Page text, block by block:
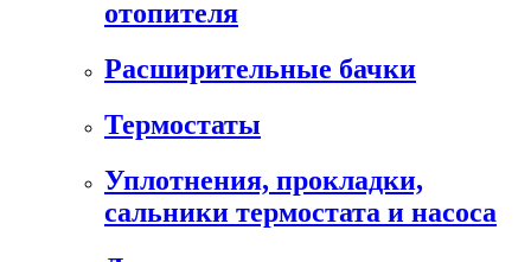
отопителя
Расширительные бачки
Термостаты
Уплотнения, прокладки,
сальники термостата и насоса